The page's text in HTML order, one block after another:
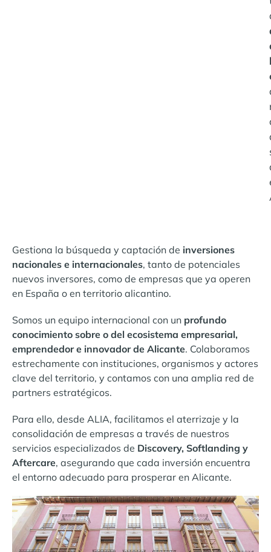
Gestiona la búsqueda y captación de inversiones
nacionales e internacionales, tanto de potenciales
nuevos inversores, como de empresas que ya operen
en España o en territorio alicantino.
Somos un equipo internacional con un profundo
conocimiento sobre o del ecosistema empresarial,
emprendedor e innovador de Alicante. Colaboramos
estrechamente con instituciones, organismos y actores
clave del territorio, y contamos con una amplia red de
partners estratégicos.
Para ello, desde ALIA, facilitamos el aterrizaje y la
consolidación de empresas a través de nuestros
servicios especializados de Discovery, Softlanding y
Aftercare, asegurando que cada inversión encuentra
el entorno adecuado para prosperar en Alicante.